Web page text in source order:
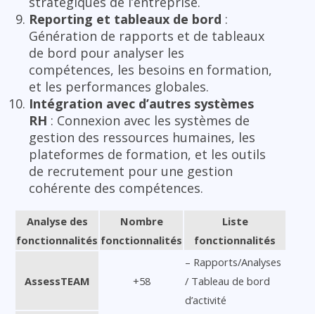
Reporting et tableaux de bord :
Génération de rapports et de tableaux
de bord pour analyser les
compétences, les besoins en formation,
et les performances globales.
Intégration avec d’autres systèmes
RH : Connexion avec les systèmes de
gestion des ressources humaines, les
plateformes de formation, et les outils
de recrutement pour une gestion
cohérente des compétences.
Analyse des
fonctionnalités
Nombre
fonctionnalités
Liste
fonctionnalités
AssessTEAM +58
– Rapports/Analyses
/ Tableau de bord
d’activité